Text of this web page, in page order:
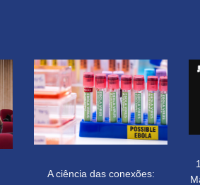
A ciência das conexões: